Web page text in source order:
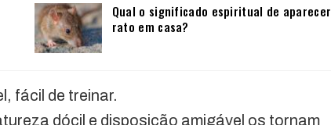
Qual o significado espiritual de aparecer
rato em casa?
fácil de treinar.
dócil e disposição amigável os tornam